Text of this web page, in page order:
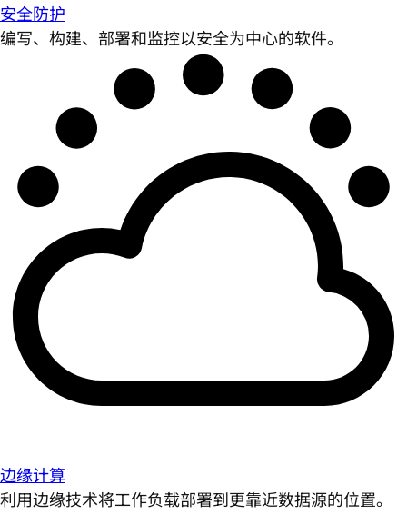
安全防护
编写、构建、部署和监控以安全为中心的软件。
边缘计算
利用边缘技术将工作负载部署到更靠近数据源的位置。